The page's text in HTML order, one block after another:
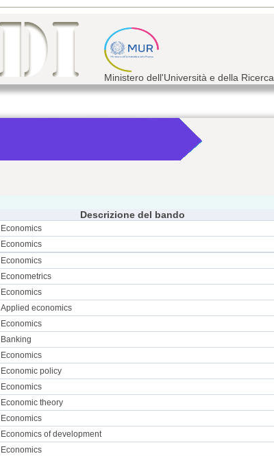
Ministero dell'Università e della Ricerca
Descrizione del bando
Economics
Economics
Economics
Econometrics
Economics
Applied economics
Economics
Banking
Economics
Economic policy
Economics
Economic theory
Economics
Economics of development
Economics